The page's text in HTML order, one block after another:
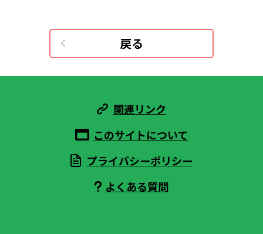
戻る
関連リンク
このサイトについて
プライバシーポリシー
よくある質問